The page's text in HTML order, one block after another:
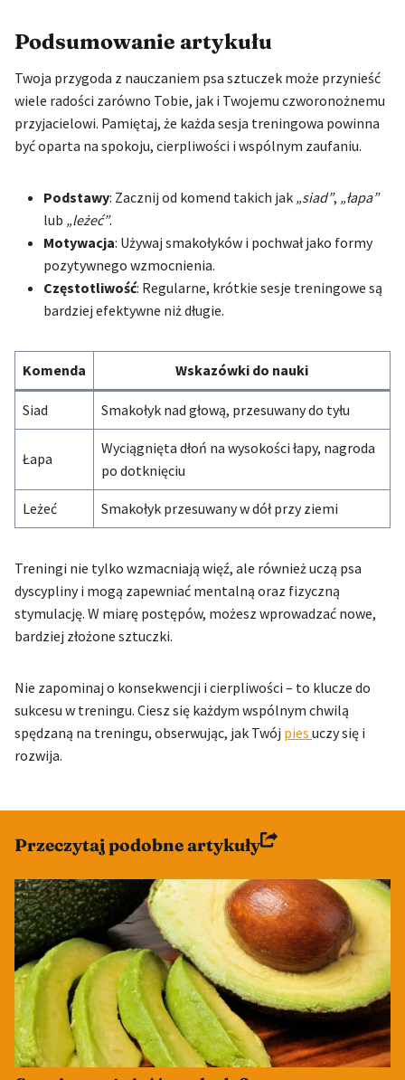
Podsumowanie artykułu
Twoja przygoda z nauczaniem psa sztuczek może przynieść
wiele radości zarówno Tobie, jak i Twojemu czworonożnemu
przyjacielowi. Pamiętaj, że każda sesja treningowa powinna
być oparta na spokoju, cierpliwości i wspólnym zaufaniu.
Podstawy: Zacznij od komend takich jak „siad”, „łapa”
lub „leżeć”.
Motywacja: Używaj smakołyków i pochwał jako formy
pozytywnego wzmocnienia.
Częstotliwość: Regularne, krótkie sesje treningowe są
bardziej efektywne niż długie.
Komenda Wskazówki do nauki
Siad Smakołyk nad głową, przesuwany do tyłu
Łapa
Wyciągnięta dłoń na wysokości łapy, nagroda
po dotknięciu
Leżeć Smakołyk przesuwany w dół przy ziemi
Treningi nie tylko wzmacniają więź, ale również uczą psa
dyscypliny i mogą zapewniać mentalną oraz fizyczną
stymulację. W miarę postępów, możesz wprowadzać nowe,
bardziej złożone sztuczki.
Nie zapominaj o konsekwencji i cierpliwości – to klucze do
sukcesu w treningu. Ciesz się każdym wspólnym chwilą
spędzaną na treningu, obserwując, jak Twój pies uczy się i
rozwija.
Przeczytaj podobne artykuły